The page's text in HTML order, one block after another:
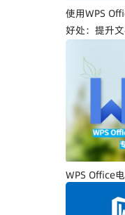
使用WPS
好处：提升
WPS Office